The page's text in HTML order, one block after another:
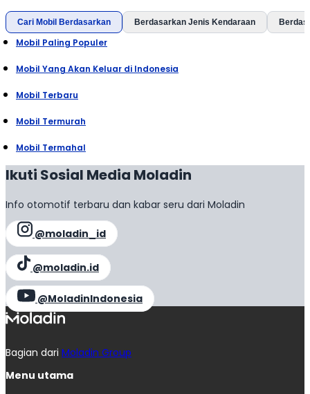
Cari Mobil Berdasarkan Berdasarkan Jenis Kendaraan
Mobil Paling Populer
Mobil Yang Akan Keluar di Indonesia
Mobil Terbaru
Mobil Termurah
Mobil Termahal
Ikuti Sosial Media Moladin
Info otomotif terbaru dan kabar seru dari Moladin
@moladin_id
@moladin.id
@MoladinIndonesia
Bagian dari Moladin Group
Menu utama